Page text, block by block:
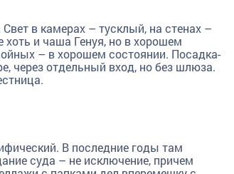
в камерах – тусклый, на стенах –
хоть и чаша Генуя, но в хорошем
– в хорошем состоянии. Посадка-
через отдельный вход, но без шлюза.
В последние годы там
суда – не исключение, причем